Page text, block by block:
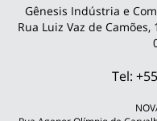
Gênesis Indústria e
Rua Luiz Vaz de Camões,
Tel: